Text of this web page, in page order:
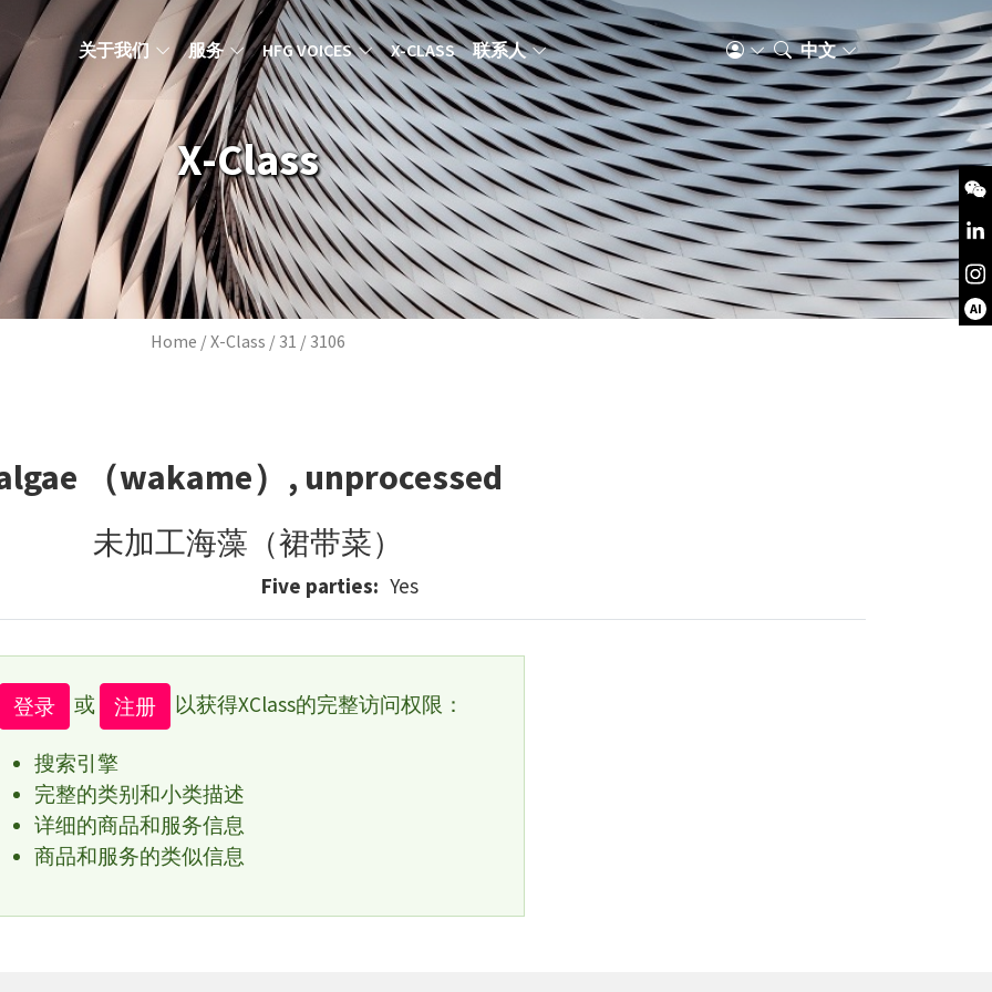
MAIN NAVIGATION ZH
关于我们 服务 HFG VOICES X-CLASS 联系人 中文
X-Class
Breadcrumb
Home X-Class 31 3106
（wakame）, unprocessed
未加工海藻（裙带菜）
Five parties Yes
登录 或 注册 以获得XClass的完整访问权限：
搜索引擎
完整的类别和小类描述
详细的商品和服务信息
商品和服务的类似信息
AI